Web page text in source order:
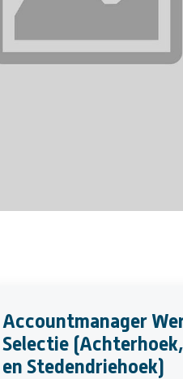
Accountmanager
Selectie
en Stedendriehoek)